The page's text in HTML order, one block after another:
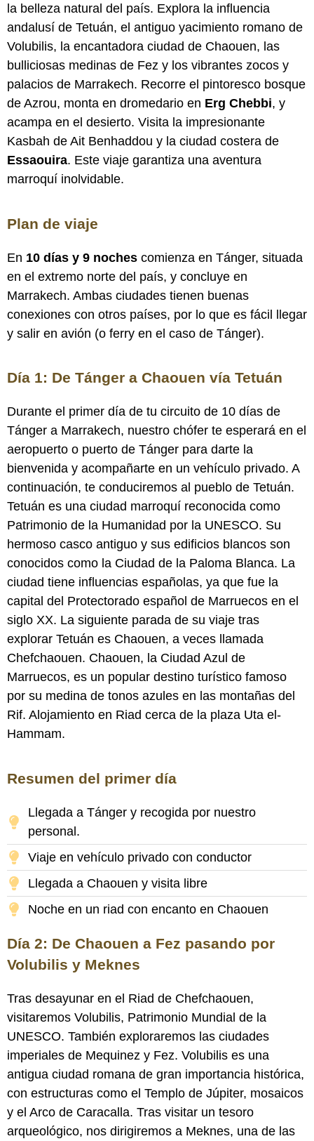
la belleza natural del país. Explora la influencia
andalusí de Tetuán, el antiguo yacimiento romano de
Volubilis, la encantadora ciudad de Chaouen, las
bulliciosas medinas de Fez y los vibrantes zocos y
palacios de Marrakech. Recorre el pintoresco bosque
de Azrou, monta en dromedario en Erg Chebbi, y
acampa en el desierto. Visita la impresionante
Kasbah de Ait Benhaddou y la ciudad costera de
Essaouira. Este viaje garantiza una aventura
marroquí inolvidable.
Plan de viaje
En 10 días y 9 noches comienza en Tánger, situada
en el extremo norte del país, y concluye en
Marrakech. Ambas ciudades tienen buenas
conexiones con otros países, por lo que es fácil llegar
y salir en avión (o ferry en el caso de Tánger).
Día 1: De Tánger a Chaouen vía Tetuán
Durante el primer día de tu circuito de 10 días de
Tánger a Marrakech, nuestro chófer te esperará en el
aeropuerto o puerto de Tánger para darte la
bienvenida y acompañarte en un vehículo privado. A
continuación, te conduciremos al pueblo de Tetuán.
Tetuán es una ciudad marroquí reconocida como
Patrimonio de la Humanidad por la UNESCO. Su
hermoso casco antiguo y sus edificios blancos son
conocidos como la Ciudad de la Paloma Blanca. La
ciudad tiene influencias españolas, ya que fue la
capital del Protectorado español de Marruecos en el
siglo XX. La siguiente parada de su viaje tras
explorar Tetuán es Chaouen, a veces llamada
Chefchaouen. Chaouen, la Ciudad Azul de
Marruecos, es un popular destino turístico famoso
por su medina de tonos azules en las montañas del
Rif. Alojamiento en Riad cerca de la plaza Uta el-
Hammam.
Resumen del primer día
Llegada a Tánger y recogida por nuestro
personal.
Viaje en vehículo privado con conductor
Llegada a Chaouen y visita libre
Noche en un riad con encanto en Chaouen
Día 2: De Chaouen a Fez pasando por
Volubilis y Meknes
Tras desayunar en el Riad de Chefchaouen,
visitaremos Volubilis, Patrimonio Mundial de la
UNESCO. También exploraremos las ciudades
imperiales de Mequinez y Fez. Volubilis es una
antigua ciudad romana de gran importancia histórica,
con estructuras como el Templo de Júpiter, mosaicos
y el Arco de Caracalla. Tras visitar un tesoro
arqueológico, nos dirigiremos a Meknes, una de las